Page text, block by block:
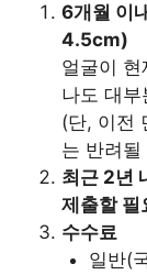
6개월 이
4.5cm)
얼굴이
나도 대
(단, 이전
는 반려될
최근 2년
제출할 필
수수료
일반(